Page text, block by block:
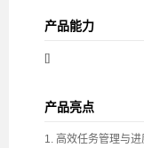
产品能力
[]
产品亮点
1. 高效任务管理与